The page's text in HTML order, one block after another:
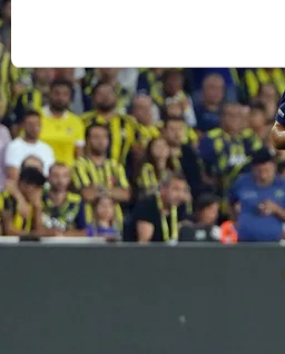
Sizlere daha iyi bir hizmet
çerezler vasıtasıyla çeşitli
amacıyla kullanılmaktadır.
reklam/pazarlama faaliyetlerinin
Çerezlere ilişkin tercihlerinizi
Çerez
6698 sayılı Kişisel Verilerin
mevzuata uygun olarak